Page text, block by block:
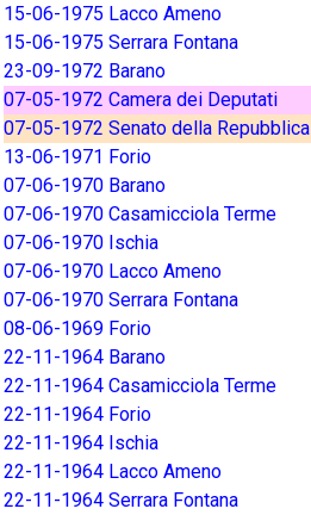
15-06-1975 Lacco Ameno
15-06-1975 Serrara Fontana
23-09-1972 Barano
07-05-1972 Camera dei Deputati
07-05-1972 Senato della Repubblica
13-06-1971 Forio
07-06-1970 Barano
07-06-1970 Casamicciola Terme
07-06-1970 Ischia
07-06-1970 Lacco Ameno
07-06-1970 Serrara Fontana
08-06-1969 Forio
22-11-1964 Barano
22-11-1964 Casamicciola Terme
22-11-1964 Forio
22-11-1964 Ischia
22-11-1964 Lacco Ameno
22-11-1964 Serrara Fontana